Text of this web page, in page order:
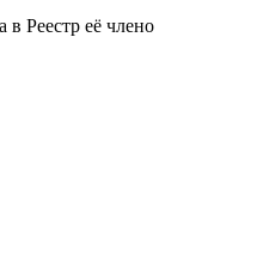
Реестр её члено